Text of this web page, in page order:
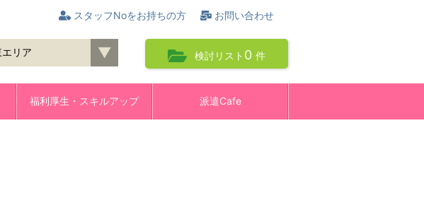
スタッフNoをお持ちの方 お問い合わせ
検討リスト 0件
福利厚生・スキルアップ 派遣Cafe